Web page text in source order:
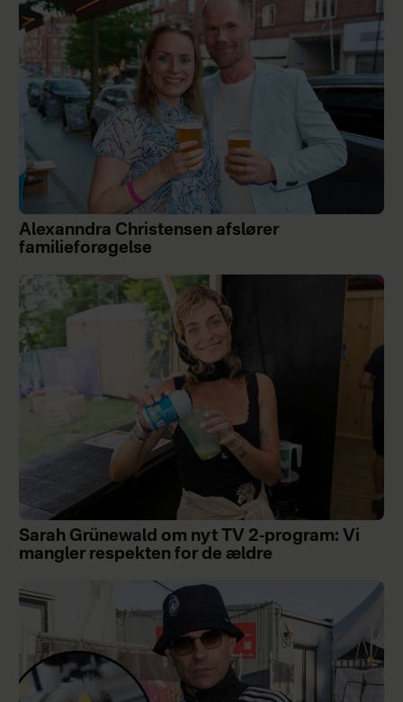
Alexanndra Christensen afslører
familieforøgelse
Sarah Grünewald om nyt TV 2-program: Vi
mangler respekten for de ældre